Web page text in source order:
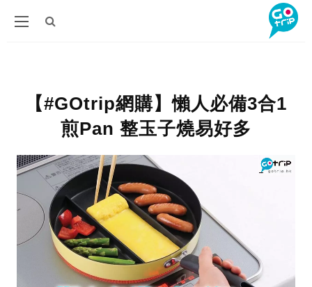
【#GOtrip網購】懶人必備3合1
煎Pan 整玉子燒易好多